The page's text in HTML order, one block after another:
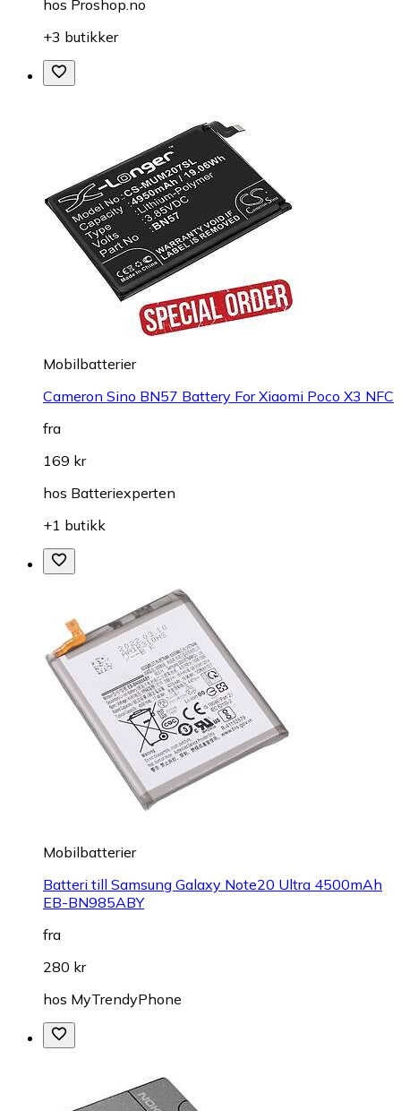
hos Proshop.no
+3 butikker
Mobilbatterier
Cameron Sino BN57 Battery For Xiaomi Poco X3 NFC
fra
169 kr
hos Batteriexperten
+1 butikk
Mobilbatterier
Batteri till Samsung Galaxy Note20 Ultra 4500mAh
EB-BN985ABY
fra
280 kr
hos MyTrendyPhone